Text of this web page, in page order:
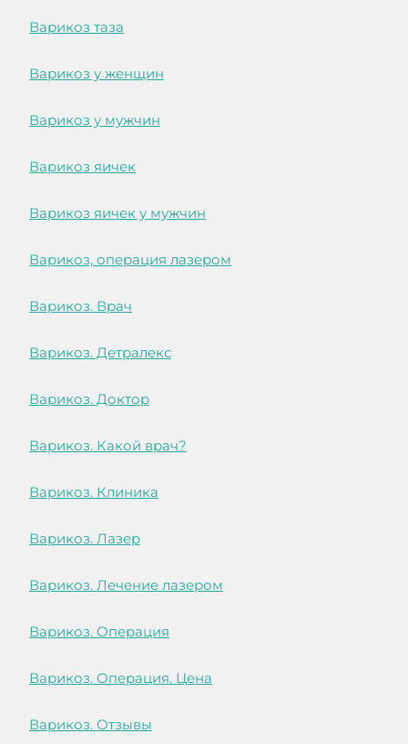
Варикоз таза
Варикоз у женщин
Варикоз у мужчин
Варикоз яичек
Варикоз яичек у мужчин
Варикоз, операция лазером
Варикоз. Врач
Варикоз. Детралекс
Варикоз. Доктор
Варикоз. Какой врач?
Варикоз. Клиника
Варикоз. Лазер
Варикоз. Лечение лазером
Варикоз. Операция
Варикоз. Операция. Цена
Варикоз. Отзывы